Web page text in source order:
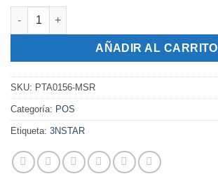
3NSTAR 3 Tracks MSR for PTA0156 cantidad
AÑADIR AL CARRITO
SKU: PTA0156-MSR
Categoría: POS
Etiqueta: 3NSTAR